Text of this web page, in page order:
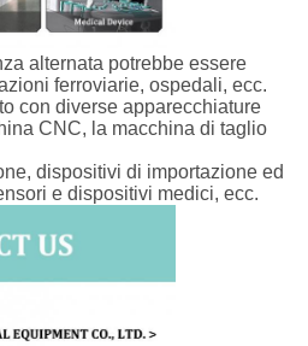
alternata potrebbe essere
ferroviarie, ospedali, ecc.
con diverse apparecchiature
CNC, la macchina di taglio
dispositivi di importazione ed
e dispositivi medici, ecc.